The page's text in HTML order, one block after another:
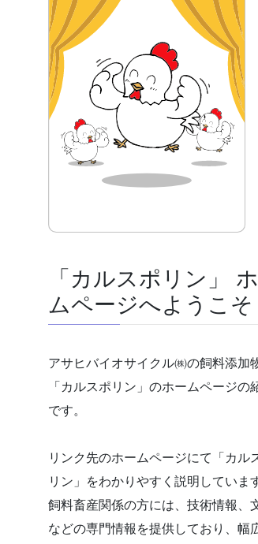
「カルスポリン」
ムページへようこそ
アサヒバイオサイクル㈱の飼料添加
「カルスポリン」のホームページの
です。
リンク先のホームページにて「カル
リン」をわかりやすく説明していま
飼料畜産関係の方には、技術情報、
などの専門情報を提供しており、幅